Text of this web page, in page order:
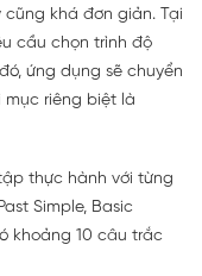
khá đơn giản. Tại
cầu chọn trình độ
ứng dụng sẽ chuyển
riêng biệt là
thực hành với từng
Simple, Basic
khoảng 10 câu trắc